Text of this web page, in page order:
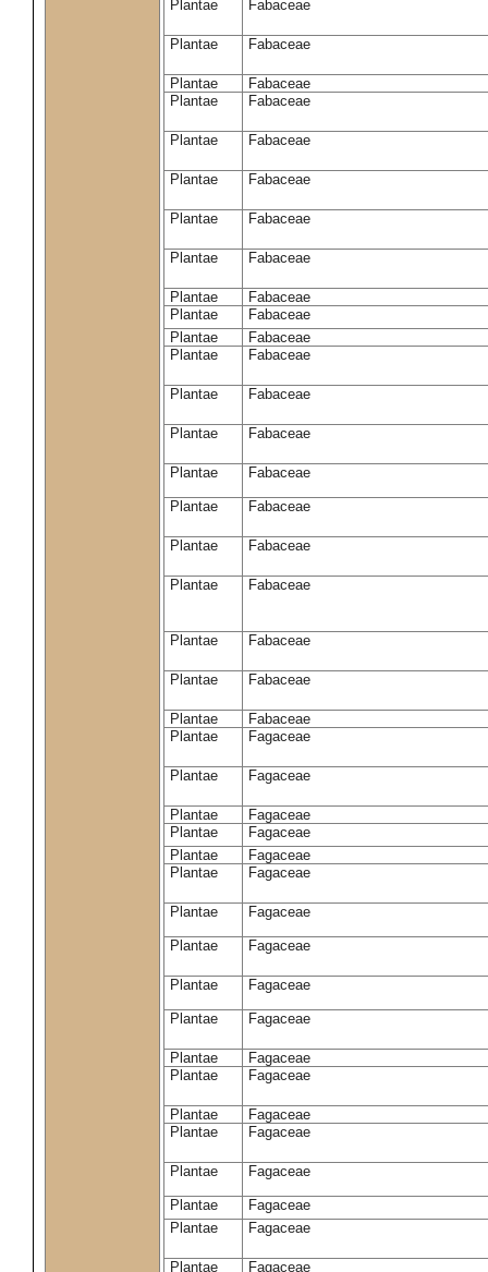
Plantae Fabaceae
Plantae Fabaceae
Plantae
Fabaceae
Plantae
Fabaceae
Plantae Fabaceae
Plantae Fabaceae
Plantae Fabaceae
Plantae Fabaceae
Plantae
Fabaceae
Plantae
Fabaceae
Plantae
Fabaceae
Plantae
Fabaceae
Plantae Fabaceae
Plantae Fabaceae
Plantae Fabaceae
Plantae Fabaceae
Plantae Fabaceae
Plantae Fabaceae
Plantae Fabaceae
Plantae Fabaceae
Plantae
Fabaceae
Plantae
Fagaceae
Plantae Fagaceae
Plantae
Fagaceae
Plantae
Fagaceae
Plantae
Fagaceae
Plantae
Fagaceae
Plantae Fagaceae
Plantae Fagaceae
Plantae Fagaceae
Plantae Fagaceae
Plantae
Fagaceae
Plantae
Fagaceae
Plantae
Fagaceae
Plantae
Fagaceae
Plantae Fagaceae
Plantae
Fagaceae
Plantae
Fagaceae
Plantae Fagaceae